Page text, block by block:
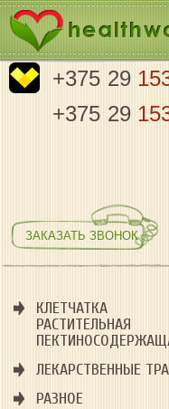
+375 29
+375 29
ЗАКАЗАТЬ ЗВОНОК
КЛЕТЧАТКА
РАСТИТЕЛЬНАЯ
ЛЕКАРСТВЕННЫЕ
РАЗНОЕ